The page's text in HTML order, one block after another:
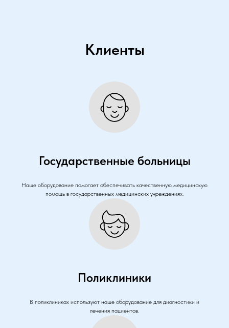
Клиенты
Государственные больницы
Наше оборудование помогает обеспечивать качественную медицинскую
помощь в государственных медицинских учреждениях.
Поликлиники
В поликлиниках используют наше оборудование для диагностики и
лечения пациентов.